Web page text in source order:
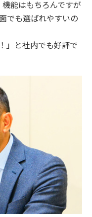
能はもちろんですが
でも選ばれやすいの
」と社内でも好評で